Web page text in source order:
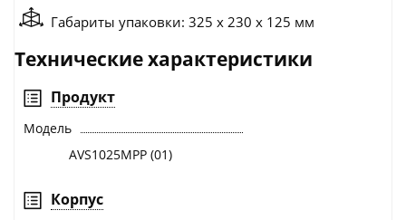
Габариты упаковки: 325 x 230 x 125 мм
Технические характеристики
Продукт
Модель
AVS1025MPP (01)
Корпус